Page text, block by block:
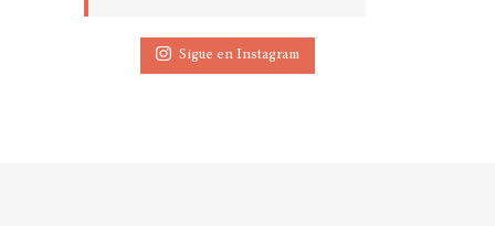
Sigue en Instagram